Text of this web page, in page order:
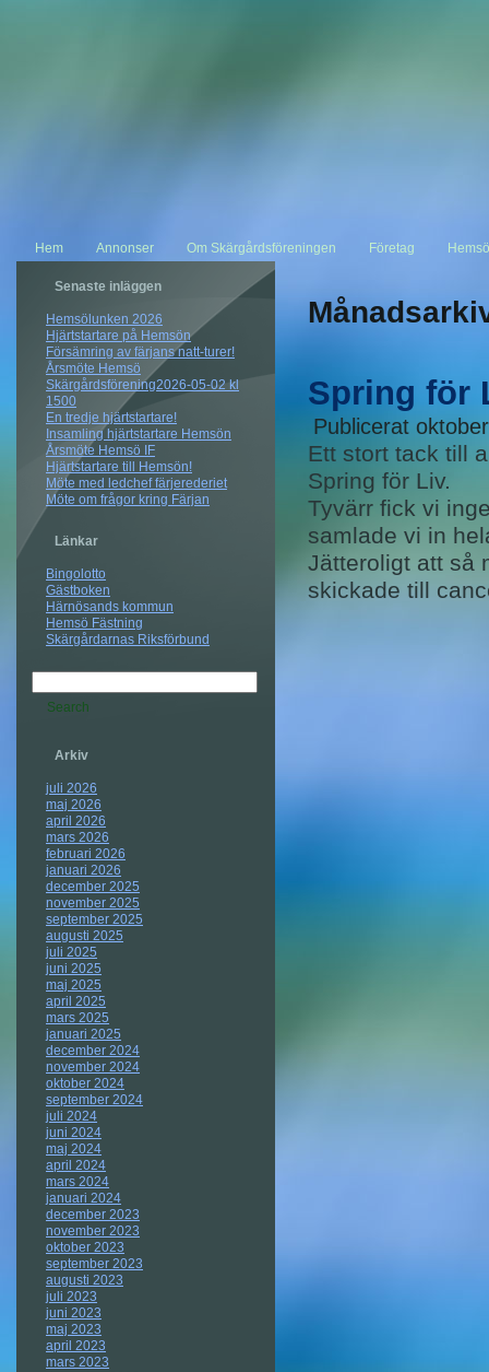
Hem Annonser Om Skärgårdsföreningen Företag
Senaste inläggen
Hemsölunken 2026
Hjärtstartare på Hemsön
Försämring av färjans natt-turer!
Årsmöte Hemsö
Skärgårdsförening2026-05-02 kl
1500
En tredje hjärtstartare!
Insamling hjärtstartare Hemsön
Årsmöte Hemsö IF
Hjärtstartare till Hemsön!
Möte med ledchef färjerederiet
Möte om frågor kring Färjan
Länkar
Bingolotto
Gästboken
Härnösands kommun
Hemsö Fästning
Skärgårdarnas Riksförbund
Arkiv
juli 2026
maj 2026
april 2026
mars 2026
februari 2026
januari 2026
december 2025
november 2025
september 2025
augusti 2025
juli 2025
juni 2025
maj 2025
april 2025
mars 2025
januari 2025
december 2024
november 2024
oktober 2024
september 2024
juli 2024
juni 2024
maj 2024
april 2024
mars 2024
januari 2024
december 2023
november 2023
oktober 2023
september 2023
augusti 2023
juli 2023
juni 2023
maj 2023
april 2023
mars 2023
Spring för
Publicerat
Ett stort tack till
Spring för Liv.
Tyvärr fick vi
samlade vi in
Jätteroligt att så
skickade till